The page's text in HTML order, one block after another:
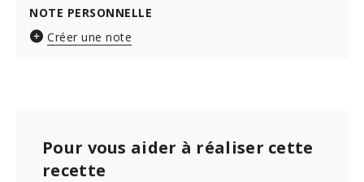
NOTE PERSONNELLE
Créer une note
Pour vous aider à réaliser cette
recette